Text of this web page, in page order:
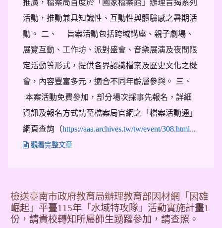
推廣，檔案局首度於「國家檔案館」辦理旨揭系列
活動，推動兼具知識性、互動性與體驗感之暑期活
動。 二、 旨案活動包括跨域講座、親子劇場、
展覽互動、工作坊、派對盛會、音樂展演及夜間限
定活動等形式，提供各界認識檔案及歷史文化之機
會，內容豐富多元，適合不同年齡層參與。 三、
本案活動免費參加，部分場次採事先報名，詳細
資訊及報名方式請至檔案局官網之「檔案活動通」
網頁查詢（https://aaa.archives.tw/tw/event/308.html...
觀看完整文章
檢送臺南市政府教育局辦理教育部因材網「因雄
崛起」平臺115年「水域特攻隊」活動實施計畫1
份，請貴校轉知所屬師生踴躍參加，請查照。